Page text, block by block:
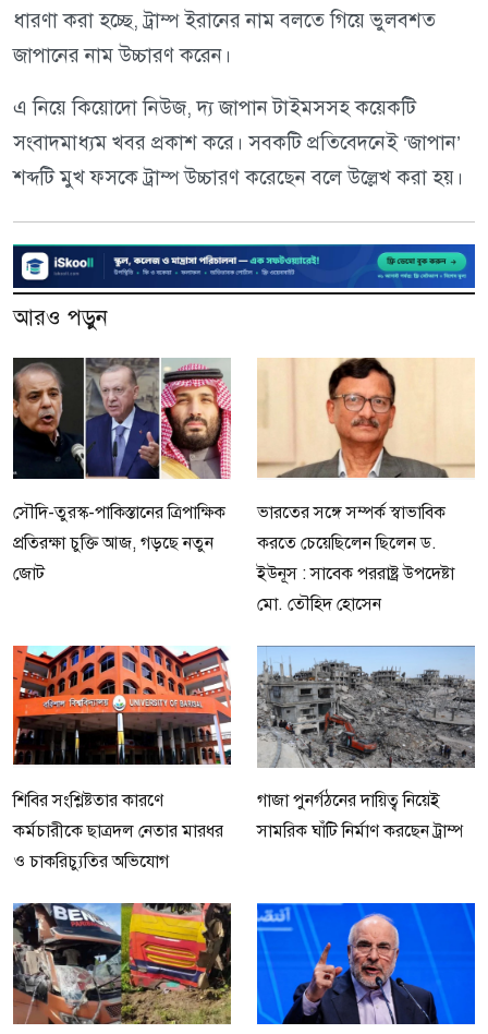
ধারণা করা হচ্ছে, ট্রাম্প ইরানের নাম বলতে গিয়ে ভুলবশত
জাপানের নাম উচ্চারণ করেন।
এ নিয়ে কিয়োদো নিউজ, দ্য জাপান টাইমসসহ কয়েকটি
সংবাদমাধ্যম খবর প্রকাশ করে। সবকটি প্রতিবেদনেই ‘জাপান’
শব্দটি মুখ ফসকে ট্রাম্প উচ্চারণ করেছেন বলে উল্লেখ করা হয়।
আরও পড়ুন
সৌদি-তুরস্ক-পাকিস্তানের ত্রিপাক্ষিক
প্রতিরক্ষা চুক্তি আজ, গড়ছে নতুন
জোট
ভারতের সঙ্গে সম্পর্ক স্বাভাবিক
করতে চেয়েছিলেন ছিলেন ড.
ইউনূস : সাবেক পররাষ্ট্র উপদেষ্টা
মো. তৌহিদ হোসেন
শিবির সংশ্লিষ্টতার কারণে
কর্মচারীকে ছাত্রদল নেতার মারধর
ও চাকরিচ্যুতির অভিযোগ
গাজা পুনর্গঠনের দায়িত্ব নিয়েই
সামরিক ঘাঁটি নির্মাণ করছেন ট্রাম্প